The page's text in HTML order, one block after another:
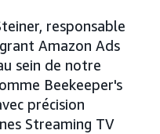
responsable
Amazon Ads
sein de notre
Beekeeper's
précision
Streaming TV